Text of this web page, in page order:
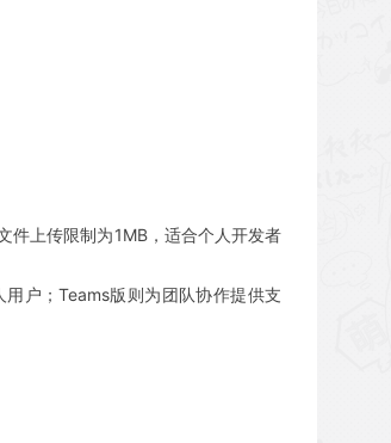
件上传限制为1MB，适合个人开发者
户；Teams版则为团队协作提供支